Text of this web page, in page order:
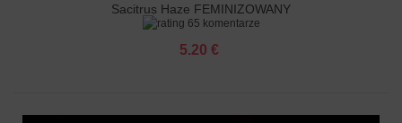
Sacitrus Haze FEMINIZOWANY
65 komentarze
5.20 €